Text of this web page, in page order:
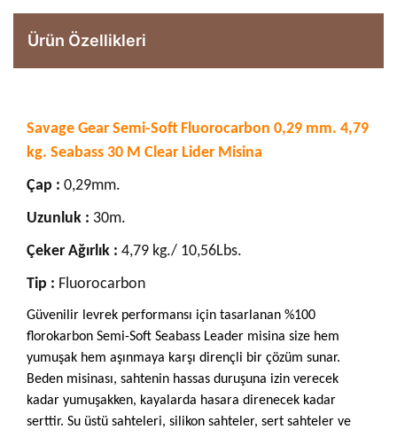
Ürün Özellikleri
Savage Gear Semi-Soft Fluorocarbon 0,29 mm. 4,79
kg. Seabass 30 M Clear Lider Misina
Çap : 0,29mm.
Uzunluk : 30m.
Çeker Ağırlık : 4,79 kg./ 10,56Lbs.
Tip : Fluorocarbon
Güvenilir levrek performansı için tasarlanan %100
florokarbon Semi-Soft Seabass Leader misina size hem
yumuşak hem aşınmaya karşı dirençli bir çözüm sunar.
Beden misinası, sahtenin hassas duruşuna izin verecek
kadar yumuşakken, kayalarda hasara direnecek kadar
serttir. Su üstü sahteleri, silikon sahteler, sert sahteler ve